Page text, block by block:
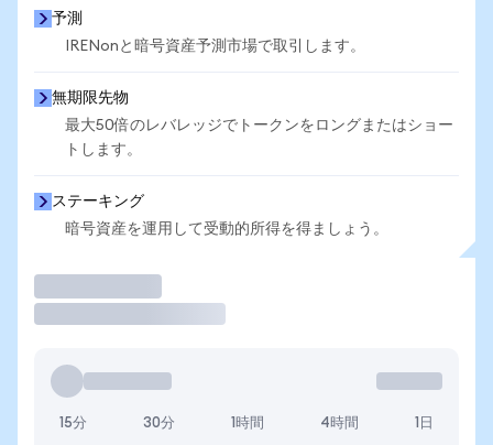
予測
IRENonと暗号資産予測市場で取引します。
無期限先物
最大50倍のレバレッジでトークンをロングまたはショー
トします。
ステーキング
暗号資産を運用して受動的所得を得ましょう。
15分 30分 1時間 4時間 1日